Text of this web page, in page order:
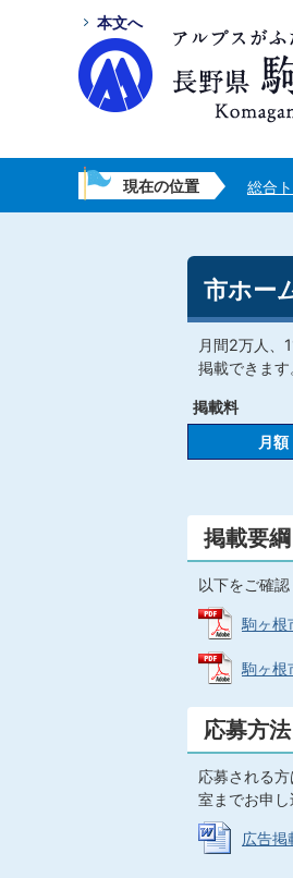
本文へ
現在の位置 総合
市ホー
月間2万人、
掲載できます
掲載料
月額
掲載要
以下をご確認
駒ヶ根
駒ヶ根
応募方法
応募される
室までお申し
広告掲